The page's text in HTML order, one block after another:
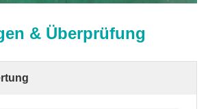
& Überprüfung